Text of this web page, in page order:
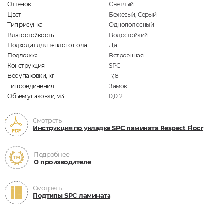
Оттенок
Светлый
Цвет
Бежевый, Серый
Тип рисунка
Однополосный
Влагостойкость
Водостойкий
Подходит для теплого пола
Да
Подложка
Встроенная
Конструкция
SPC
Вес упаковки, кг
17,8
Тип соединения
Замок
Объём упаковки, м3
0,012
Смотреть
Инструкция по укладке SPC ламината Respect Floor
Подробнее
О производителе
Смотреть
Подтипы SPC ламината